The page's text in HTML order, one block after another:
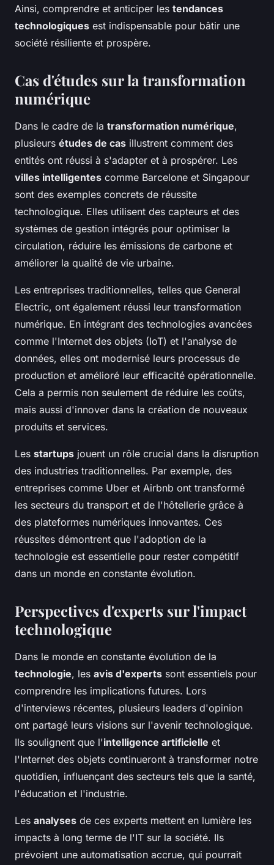
Ainsi, comprendre et anticiper les tendances
technologiques est indispensable pour bâtir une
société résiliente et prospère.
Cas d'études sur la transformation
numérique
Dans le cadre de la transformation numérique,
plusieurs études de cas illustrent comment des
entités ont réussi à s'adapter et à prospérer. Les
villes intelligentes comme Barcelone et Singapour
sont des exemples concrets de réussite
technologique. Elles utilisent des capteurs et des
systèmes de gestion intégrés pour optimiser la
circulation, réduire les émissions de carbone et
améliorer la qualité de vie urbaine.
Les entreprises traditionnelles, telles que General
Electric, ont également réussi leur transformation
numérique. En intégrant des technologies avancées
comme l'Internet des objets (IoT) et l'analyse de
données, elles ont modernisé leurs processus de
production et amélioré leur efficacité opérationnelle.
Cela a permis non seulement de réduire les coûts,
mais aussi d'innover dans la création de nouveaux
produits et services.
Les startups jouent un rôle crucial dans la disruption
des industries traditionnelles. Par exemple, des
entreprises comme Uber et Airbnb ont transformé
les secteurs du transport et de l'hôtellerie grâce à
des plateformes numériques innovantes. Ces
réussites démontrent que l'adoption de la
technologie est essentielle pour rester compétitif
dans un monde en constante évolution.
Perspectives d'experts sur l'impact
technologique
Dans le monde en constante évolution de la
technologie, les avis d'experts sont essentiels pour
comprendre les implications futures. Lors
d'interviews récentes, plusieurs leaders d'opinion
ont partagé leurs visions sur l'avenir technologique.
Ils soulignent que l'intelligence artificielle et
l'Internet des objets continueront à transformer notre
quotidien, influençant des secteurs tels que la santé,
l'éducation et l'industrie.
Les analyses de ces experts mettent en lumière les
impacts à long terme de l'IT sur la société. Ils
prévoient une automatisation accrue, qui pourrait